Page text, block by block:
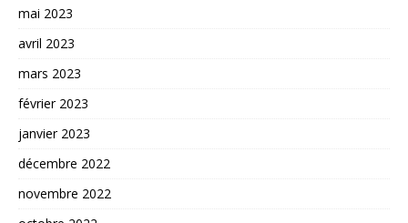
mai 2023
avril 2023
mars 2023
février 2023
janvier 2023
décembre 2022
novembre 2022